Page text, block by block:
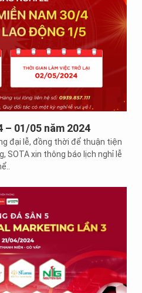
– 01/05 năm 2024
đại lễ, đồng thời để thuận tiện
SOTA xin thông báo lịch nghỉ lễ